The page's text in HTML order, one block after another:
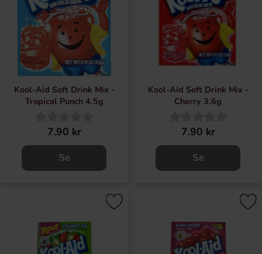
Kool-Aid Soft Drink Mix -
Tropical Punch 4.5g
7.90 kr
Se
Kool-Aid Soft Drink Mix -
Cherry 3.6g
7.90 kr
Se